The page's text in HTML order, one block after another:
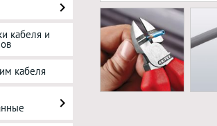
кабеля и
кабеля